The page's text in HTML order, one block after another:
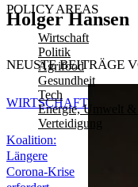
POLICY AREAS
Wirtschaft
Politik
Agrifood
Gesundheit
Tech
Energie, Umwelt &
Verteidigung
Holger Hansen
NEUSTE BEITRÄGE
Koalition:
Längere
Corona-Krise
WIRTSCHAFT